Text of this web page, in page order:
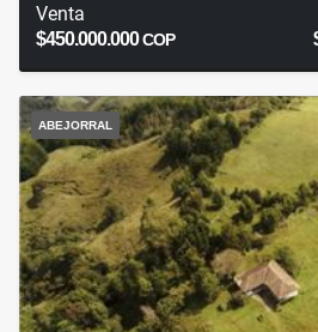
Venta
$450.000.000COP
ABEJORRAL